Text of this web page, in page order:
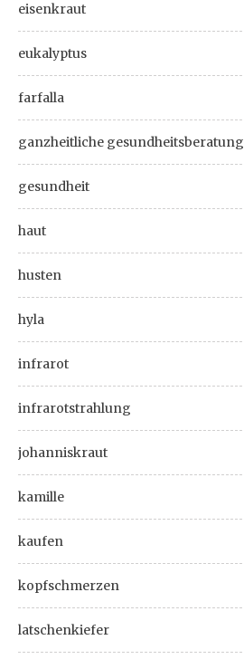
eisenkraut
eukalyptus
farfalla
ganzheitliche gesundheitsberatung
gesundheit
haut
husten
hyla
infrarot
infrarotstrahlung
johanniskraut
kamille
kaufen
kopfschmerzen
latschenkiefer